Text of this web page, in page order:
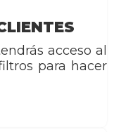
acceso al
para hacer